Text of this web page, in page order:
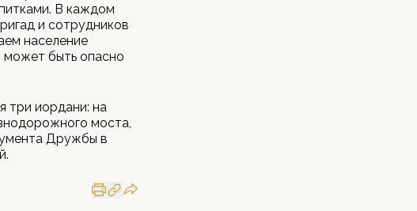
В каждом
и сотрудников
население
может быть опасно
три иордани: на
моста,
Дружбы в